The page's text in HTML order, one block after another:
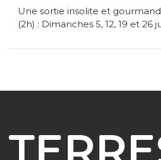
Une sortie insolite et
(2h) : Dimanches 5, 12, 19 et 26